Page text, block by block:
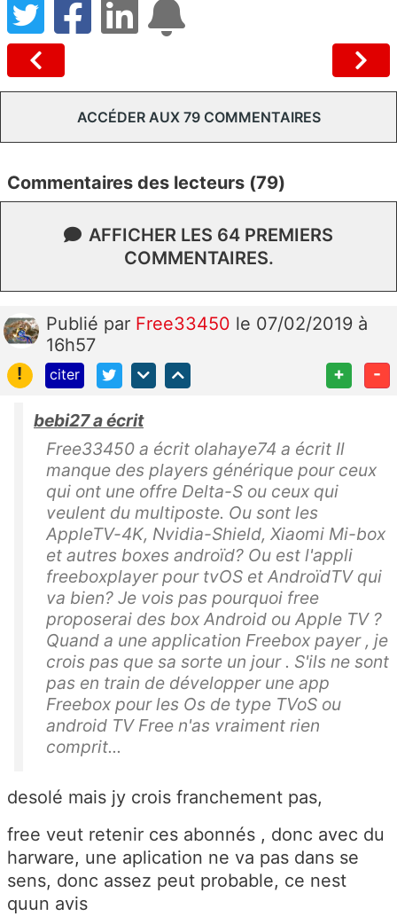
ACCÉDER AUX 79 COMMENTAIRES
Commentaires des lecteurs (79)
AFFICHER LES 64 PREMIERS
COMMENTAIRES.
Publié par Free33450 le 07/02/2019 à
16h57
!
citer + -
bebi27 a écrit
Free33450 a écrit olahaye74 a écrit Il
manque des players générique pour ceux
qui ont une offre Delta-S ou ceux qui
veulent du multiposte. Ou sont les
AppleTV-4K, Nvidia-Shield, Xiaomi Mi-box
et autres boxes androïd? Ou est l'appli
freeboxplayer pour tvOS et AndroïdTV qui
va bien? Je vois pas pourquoi free
proposerai des box Android ou Apple TV ?
Quand a une application Freebox payer , je
crois pas que sa sorte un jour . S'ils ne sont
pas en train de développer une app
Freebox pour les Os de type TVoS ou
android TV Free n'as vraiment rien
comprit...
desolé mais jy crois franchement pas,
free veut retenir ces abonnés , donc avec du
harware, une aplication ne va pas dans se
sens, donc assez peut probable, ce nest
quun avis